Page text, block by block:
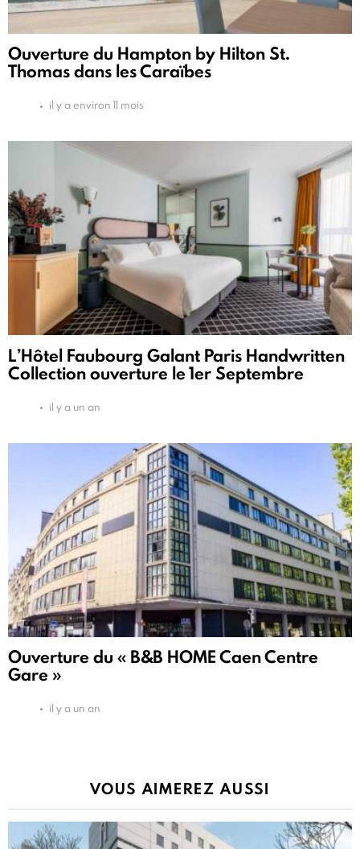
Ouverture du Hampton by Hilton St.
Thomas dans les Caraïbes
il y a environ 11 mois
L’Hôtel Faubourg Galant Paris Handwritten
Collection ouverture le 1er Septembre
il y a un an
Ouverture du « B&B HOME Caen Centre
Gare »
il y a un an
VOUS AIMEREZ AUSSI